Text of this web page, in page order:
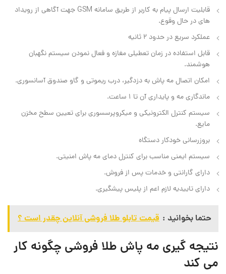
قابلیت ارسال پیام به کاربر از طریق سامانه GSM جهت آگاهی از رویداد
های در حال وقوع.
عملکرد سریع در حدود 2 ثانیه
قابل استفاده در زمان تعطیلی مغازه و فعال نمودن سیستم نگهبان
هوشمند.
امکان اتصال مه ‌پاش به دزدگیر، درب ریموتی و گاو صندوق آسانسوری.
ماندگاری مه و پایداری آن تا 1 ساعت.
سیستم کنترل الکترونیکی و میکروپرسسوری برای تعیین سطح مخزن
مایع.
بروزرسانی خودکار دستگاه
سیستم ایمنی مناسب برای کنترل دمای مه ‌پاش امنیتی.
دارای گارانتی و خدمات پس از فروش.
دارای تاییدیه لازم اعم از پلیس پیشگیری.
حتما بخوانید : قیمت تابلو طلا فروشی آنلاین چقدر است ؟
نتیجه گیری مه پاش طلا فروشی چگونه کار
می کند